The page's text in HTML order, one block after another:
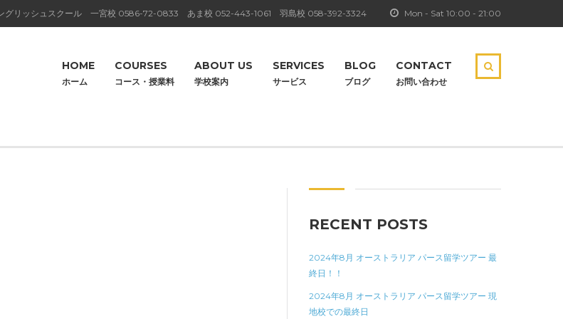
Mon - Sat 10:00 - 21:00
グリッシュスクール 一宮校 0586-72-0833 あま校 052-443-1061 羽島校 058-392-3324
HOME
ホーム
COURSES
コース・授業料
ABOUT US
学校案内
SERVICES
サービス
BLOG
ブログ
CONTACT
お問い合わせ
RECENT POSTS
2024年8月 オーストラリア パース留学ツアー 最
終日！！
2024年8月 オーストラリア パース留学ツアー 現
地校での最終日